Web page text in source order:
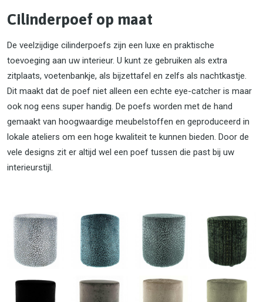
Cilinderpoef op maat
De veelzijdige cilinderpoefs zijn een luxe en praktische
toevoeging aan uw interieur. U kunt ze gebruiken als extra
zitplaats, voetenbankje, als bijzettafel en zelfs als nachtkastje.
Dit maakt dat de poef niet alleen een echte eye-catcher is maar
ook nog eens super handig. De poefs worden met de hand
gemaakt van hoogwaardige meubelstoffen en geproduceerd in
lokale ateliers om een hoge kwaliteit te kunnen bieden. Door de
vele designs zit er altijd wel een poef tussen die past bij uw
interieurstijl.